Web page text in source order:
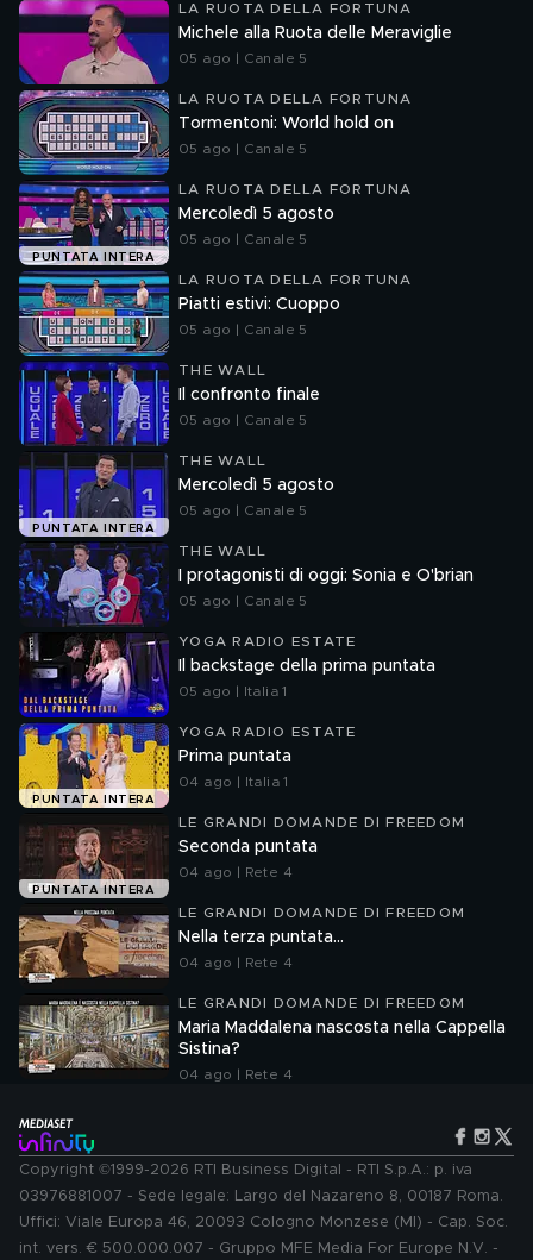
LA RUOTA DELLA FORTUNA
Michele alla Ruota delle Meraviglie
05 ago | Canale 5
LA RUOTA DELLA FORTUNA
Tormentoni: World hold on
05 ago | Canale 5
PUNTATA INTERA
LA RUOTA DELLA FORTUNA
Mercoledì 5 agosto
05 ago | Canale 5
LA RUOTA DELLA FORTUNA
Piatti estivi: Cuoppo
05 ago | Canale 5
THE WALL
Il confronto finale
05 ago | Canale 5
PUNTATA INTERA
THE WALL
Mercoledì 5 agosto
05 ago | Canale 5
THE WALL
I protagonisti di oggi: Sonia e O'brian
05 ago | Canale 5
YOGA RADIO ESTATE
Il backstage della prima puntata
05 ago | Italia 1
PUNTATA INTERA
YOGA RADIO ESTATE
Prima puntata
04 ago | Italia 1
PUNTATA INTERA
LE GRANDI DOMANDE DI FREEDOM
Seconda puntata
04 ago | Rete 4
LE GRANDI DOMANDE DI FREEDOM
Nella terza puntata...
04 ago | Rete 4
LE GRANDI DOMANDE DI FREEDOM
Maria Maddalena nascosta nella Cappella
Sistina?
04 ago | Rete 4
Copyright ©1999-2026 RTI Business Digital - RTI S.p.A.: p. iva
03976881007 - Sede legale: Largo del Nazareno 8, 00187 Roma.
Uffici: Viale Europa 46, 20093 Cologno Monzese (MI) - Cap. Soc.
int. vers. € 500.000.007 - Gruppo MFE Media For Europe N.V. -